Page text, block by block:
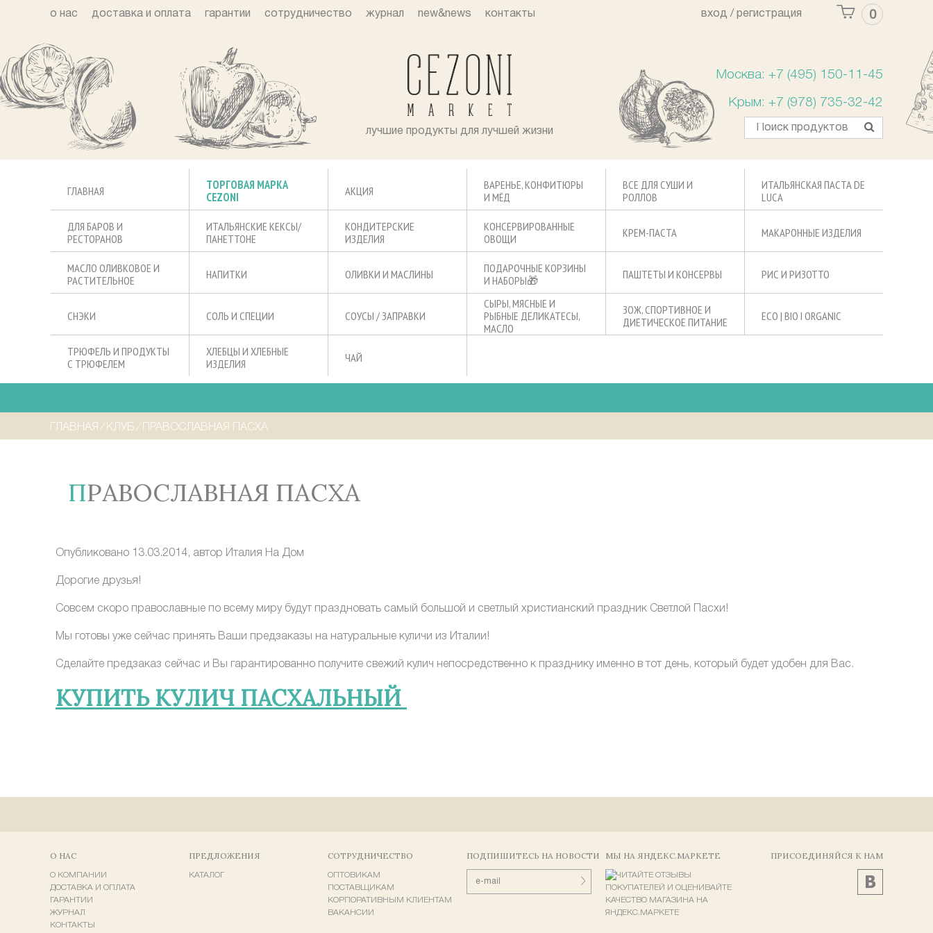
о нас доставка и оплата гарантии сотрудничество журнал new&news контакты 0
вход / регистрация
лучшие продукты для лучшей жизни
Москва: +7 (495) 150-11-45
Крым: +7 (978) 735-32-42
ГЛАВНАЯ
ТОРГОВАЯ МАРКА
CEZONI
АКЦИЯ
ВАРЕНЬЕ, КОНФИТЮРЫ
И МЁД
ВСЕ ДЛЯ СУШИ И
РОЛЛОВ
ИТАЛЬЯНСКАЯ ПАСТА DE
LUCA
ДЛЯ БАРОВ И
РЕСТОРАНОВ
ИТАЛЬЯНСКИЕ КЕКСЫ/
ПАНЕТТОНЕ
КОНДИТЕРСКИЕ
ИЗДЕЛИЯ
КОНСЕРВИРОВАННЫЕ
ОВОЩИ
КРЕМ-ПАСТА МАКАРОННЫЕ ИЗДЕЛИЯ
МАСЛО ОЛИВКОВОЕ И
РАСТИТЕЛЬНОЕ
НАПИТКИ ОЛИВКИ И МАСЛИНЫ
ПОДАРОЧНЫЕ КОРЗИНЫ
И НАБОРЫ🎁
ПАШТЕТЫ И КОНСЕРВЫ РИС И РИЗОТТО
СНЭКИ СОЛЬ И СПЕЦИИ СОУСЫ / ЗАПРАВКИ
СЫРЫ, МЯСНЫЕ И
РЫБНЫЕ ДЕЛИКАТЕСЫ,
МАСЛО
ЗОЖ, СПОРТИВНОЕ И
ДИЕТИЧЕСКОЕ ПИТАНИЕ
ECO | BIO I ORGANIC
ТРЮФЕЛЬ И ПРОДУКТЫ
С ТРЮФЕЛЕМ
ХЛЕБЦЫ И ХЛЕБНЫЕ
ИЗДЕЛИЯ
ЧАЙ
ГЛАВНАЯ ⁄ КЛУБ⁄ ПРАВОСЛАВНАЯ ПАСХА
ПРАВОСЛАВНАЯ ПАСХА
Опубликовано 13.03.2014, автор Италия На Дом
Дорогие друзья!
Совсем скоро православные по всему миру будут праздновать самый большой и светлый христианский праздник Светлой Пасхи!
Мы готовы уже сейчас принять Ваши предзаказы на натуральные куличи из Италии!
Сделайте предзаказ сейчас и Вы гарантированно получите свежий кулич непосредственно к празднику именно в тот день, который будет удобен для Вас.
КУПИТЬ КУЛИЧ ПАСХАЛЬНЫЙ
О НАС
О КОМПАНИИ
ДОСТАВКА И ОПЛАТА
ГАРАНТИИ
ЖУРНАЛ
КОНТАКТЫ
ПРЕДЛОЖЕНИЯ
КАТАЛОГ
СОТРУДНИЧЕСТВО
ОПТОВИКАМ
ПОСТАВЩИКАМ
КОРПОРАТИВНЫМ КЛИЕНТАМ
ВАКАНСИИ
ПОДПИШИТЕСЬ НА НОВОСТИ МЫ НА ЯНДЕКС.МАРКЕТЕ ПРИСОЕДИНЯЙСЯ К НАМ